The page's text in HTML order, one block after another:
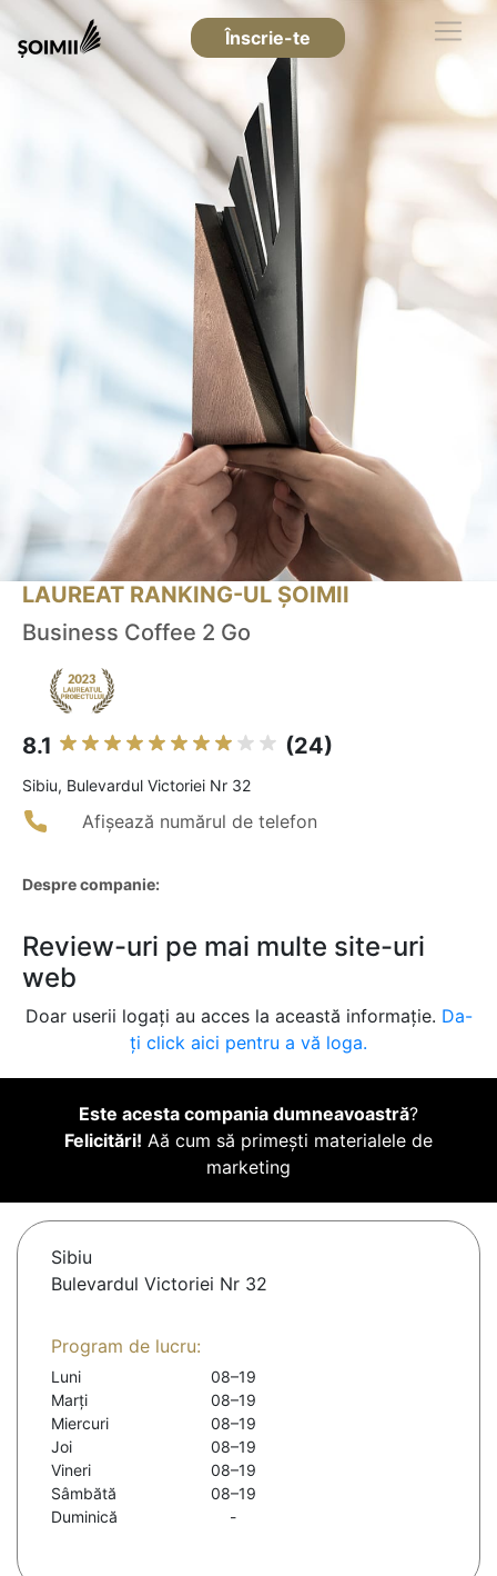
Înscrie-te
LAUREAT RANKING-UL ȘOIMII
Business Coffee 2 Go
8.1 (24)
Sibiu, Bulevardul Victoriei Nr 32
Afișează numărul de telefon
Despre companie:
Review-uri pe mai multe site-uri
web
Doar userii logați au acces la această informație. Da-
ți click aici pentru a vă loga.
Este acesta compania dumneavoastră?
Felicitări! Aă cum să primești materialele de
marketing
Sibiu
Bulevardul Victoriei Nr 32
Program de lucru:
Luni
08–19
Marți
08–19
Miercuri
08–19
Joi
08–19
Vineri
08–19
Sâmbătă
08–19
Duminică
-